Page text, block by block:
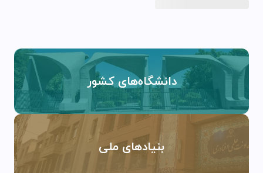
دانشگاه‌های کشور
بنیادهای ملی